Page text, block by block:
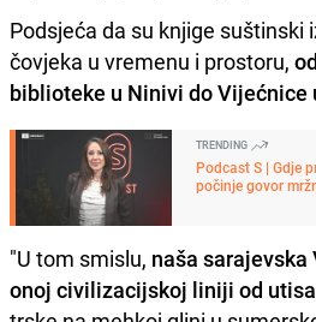
Podsjeća da su knjige suštinski
čovjeka u vremenu i prostoru,
biblioteke u Ninivi do Vijećnice
TRENDING
Podcast S | Gdje
počinje govor
"U tom smislu, naša
onoj civilizacijskoj liniji od